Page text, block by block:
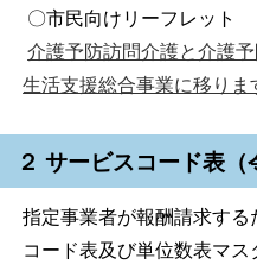
〇市民向けリーフレット
介護予防訪問介護と介護
生活支援総合事業に移り
２ サービスコード表（
指定事業者が報酬請求す
コード表及び単位数表マス